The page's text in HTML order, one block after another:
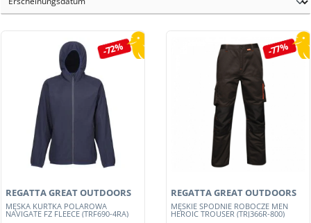
-72%
MĘSKA KURTKA POLAROWA
NAVIGATE FZ FLEECE (TRF690-4RA)
REGATTA GREAT OUTDOORS
-77%
MĘSKIE SPODNIE ROBOCZE MEN
HEROIC TROUSER (TRJ366R-800)
REGATTA GREAT OUTDOORS